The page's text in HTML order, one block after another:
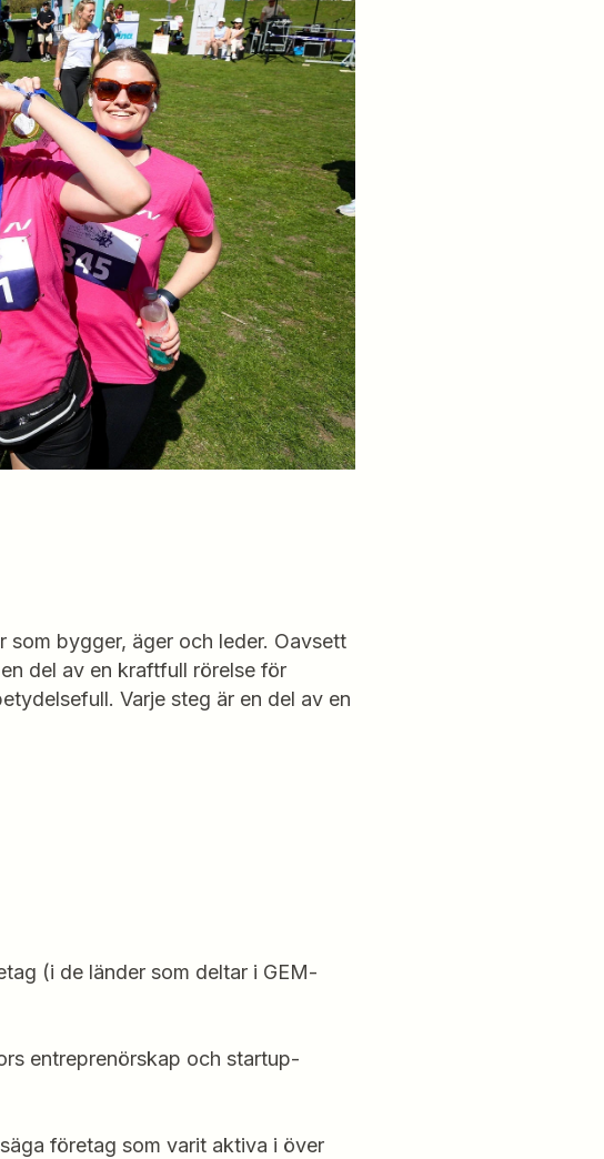
bygger, äger och leder. Oavsett
del av en kraftfull rörelse för
Varje steg är en del av en
(i de länder som deltar i GEM-
entreprenörskap och startup-
företag som varit aktiva i över